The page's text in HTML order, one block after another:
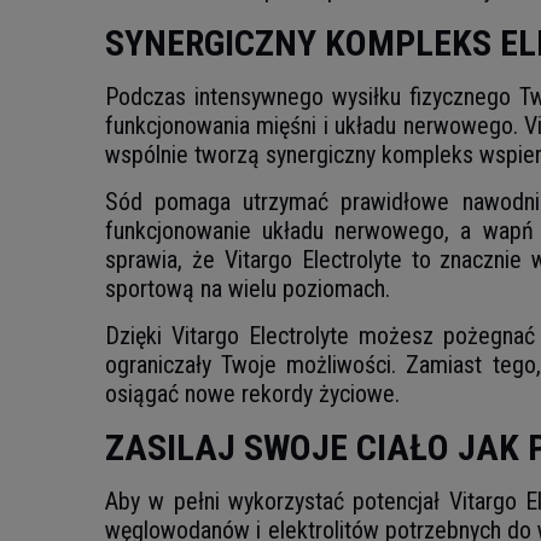
SYNERGICZNY KOMPLEKS
Podczas intensywnego wysiłku fizycznego
funkcjonowania mięśni i układu nerwowego.
wspólnie tworzą synergiczny kompleks
Sód pomaga utrzymać prawidłowe
funkcjonowanie układu nerwowego, a
sprawia, że Vitargo Electrolyte to znacznie
sportową na wielu poziomach.
Dzięki Vitargo Electrolyte możesz
ograniczały Twoje możliwości. Zamiast
osiągać nowe rekordy życiowe.
ZASILAJ SWOJE CIAŁO JAK
Aby w pełni wykorzystać potencjał
węglowodanów i elektrolitów potrzebnych